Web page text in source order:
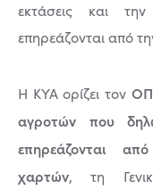
εκτάσεις και
επηρεάζονται από
Η ΚΥΑ ορίζει τον
αγροτών που
επηρεάζονται
χαρτών, τη